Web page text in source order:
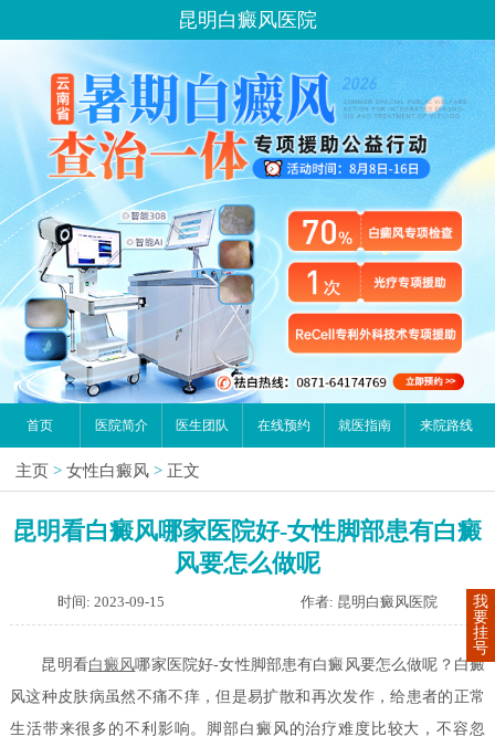
昆明白癜风医院
首页 医院简介 医生团队 在线预约 就医指南 来院路线
主页 > 女性白癜风 > 正文
昆明看白癜风哪家医院好-女性脚部患有白癜
风要怎么做呢
时间: 2023-09-15 作者: 昆明白癜风医院
昆明看白癜风哪家医院好-女性脚部患有白癜风要怎么做呢？白癜
风这种皮肤病虽然不痛不痒，但是易扩散和再次发作，给患者的正常
生活带来很多的不利影响。脚部白癜风的治疗难度比较大，不容忽
我
要
挂
号